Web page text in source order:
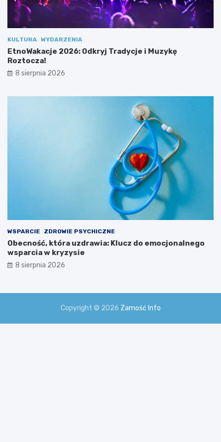
KULTURA WYDARZENIA
EtnoWakacje 2026: Odkryj Tradycje i Muzykę
Roztocza!
8 sierpnia 2026
WSPARCIE ZDROWIE PSYCHICZNE
Obecność, która uzdrawia: Klucz do emocjonalnego
wsparcia w kryzysie
8 sierpnia 2026
Copyright © 2026 Zamość Info